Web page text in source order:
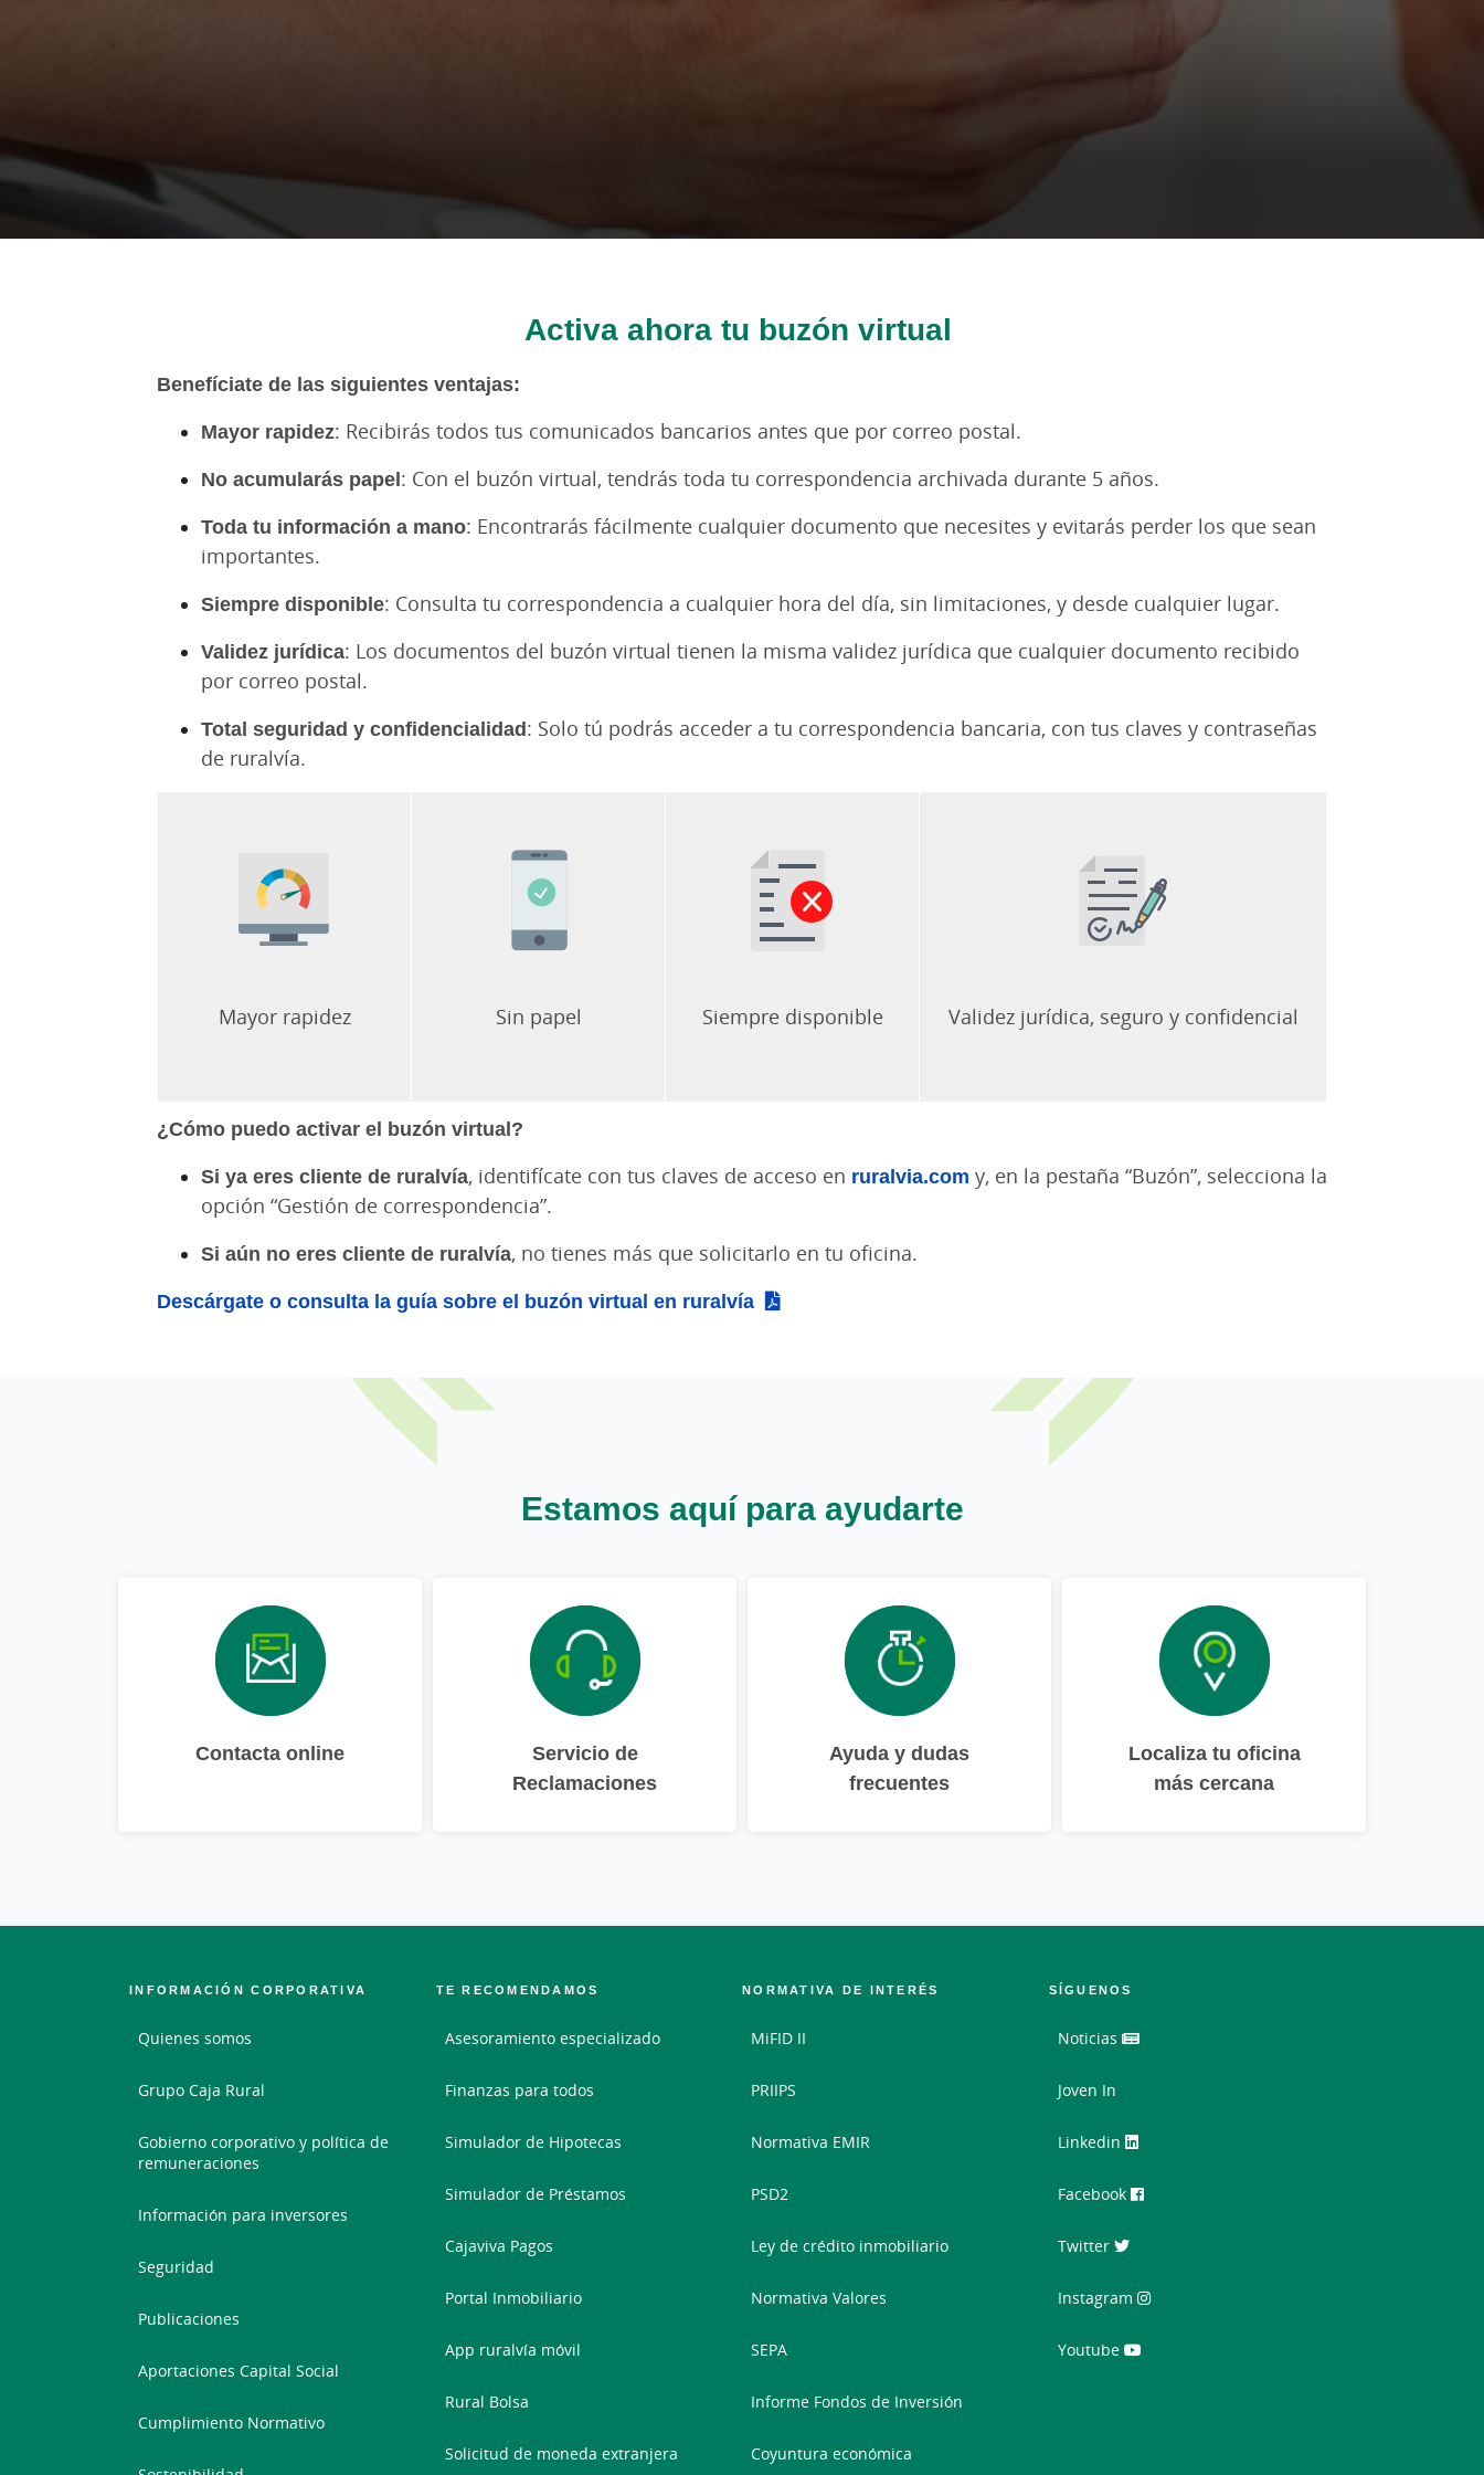
Activa ahora tu buzón virtual
Benefíciate de las siguientes ventajas:
Mayor rapidez: Recibirás todos tus comunicados bancarios antes que por correo postal.
No acumularás papel: Con el buzón virtual, tendrás toda tu correspondencia archivada durante 5 años.
Toda tu información a mano: Encontrarás fácilmente cualquier documento que necesites y evitarás perder los que sean
importantes.
Siempre disponible: Consulta tu correspondencia a cualquier hora del día, sin limitaciones, y desde cualquier lugar.
Validez jurídica: Los documentos del buzón virtual tienen la misma validez jurídica que cualquier documento recibido
por correo postal.
Total seguridad y confidencialidad: Solo tú podrás acceder a tu correspondencia bancaria, con tus claves y contraseñas
de ruralvía.
Mayor rapidez Sin papel Siempre disponible Validez jurídica, seguro y confidencial
¿Cómo puedo activar el buzón virtual?
Si ya eres cliente de ruralvía, identifícate con tus claves de acceso en ruralvia.com y, en la pestaña “Buzón”, selecciona la
opción “Gestión de correspondencia”.
Si aún no eres cliente de ruralvía, no tienes más que solicitarlo en tu oficina.
Descárgate o consulta la guía sobre el buzón virtual en ruralvía
Estamos aquí para ayudarte
Contacta online
Servicio de
Reclamaciones
Ayuda y dudas
frecuentes
Localiza tu oficina
más cercana
INFORMACIÓN CORPORATIVA
Quienes somos
Grupo Caja Rural
Gobierno corporativo y política de
remuneraciones
Información para inversores
Seguridad
Publicaciones
Aportaciones Capital Social
Cumplimiento Normativo
TE RECOMENDAMOS
Asesoramiento especializado
Finanzas para todos
Simulador de Hipotecas
Simulador de Préstamos
Cajaviva Pagos
Portal Inmobiliario
App ruralvía móvil
Rural Bolsa
Solicitud de moneda extranjera
NORMATIVA DE INTERÉS
MiFID II
PRIIPS
Normativa EMIR
PSD2
Ley de crédito inmobiliario
Normativa Valores
SEPA
Informe Fondos de Inversión
Coyuntura económica
SÍGUENOS
Noticias
Joven In
Linkedin
Facebook
Twitter
Instagram
Youtube